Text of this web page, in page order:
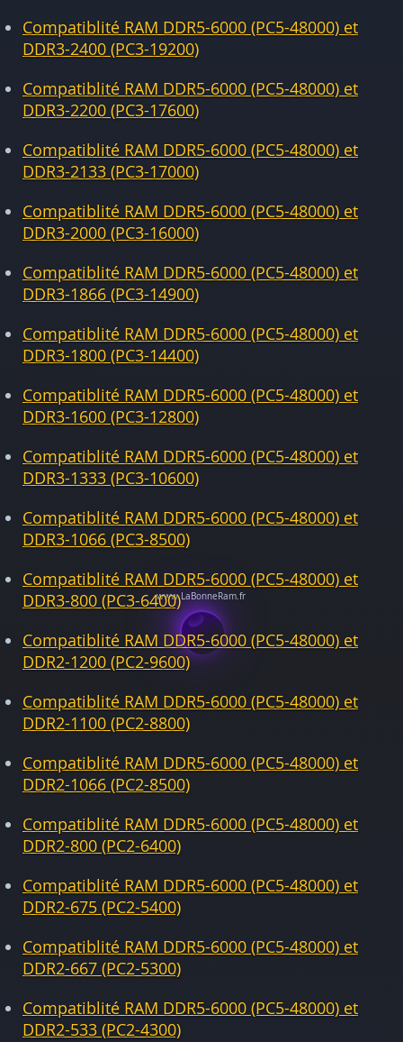
Compatiblité RAM DDR5-6000 (PC5-48000) et
DDR3-2400 (PC3-19200)
Compatiblité RAM DDR5-6000 (PC5-48000) et
DDR3-2200 (PC3-17600)
Compatiblité RAM DDR5-6000 (PC5-48000) et
DDR3-2133 (PC3-17000)
Compatiblité RAM DDR5-6000 (PC5-48000) et
DDR3-2000 (PC3-16000)
Compatiblité RAM DDR5-6000 (PC5-48000) et
DDR3-1866 (PC3-14900)
Compatiblité RAM DDR5-6000 (PC5-48000) et
DDR3-1800 (PC3-14400)
Compatiblité RAM DDR5-6000 (PC5-48000) et
DDR3-1600 (PC3-12800)
Compatiblité RAM DDR5-6000 (PC5-48000) et
DDR3-1333 (PC3-10600)
Compatiblité RAM DDR5-6000 (PC5-48000) et
DDR3-1066 (PC3-8500)
Compatiblité RAM DDR5-6000 (PC5-48000) et
DDR3-800 (PC3-6400)
Compatiblité RAM DDR5-6000 (PC5-48000) et
DDR2-1200 (PC2-9600)
Compatiblité RAM DDR5-6000 (PC5-48000) et
DDR2-1100 (PC2-8800)
Compatiblité RAM DDR5-6000 (PC5-48000) et
DDR2-1066 (PC2-8500)
Compatiblité RAM DDR5-6000 (PC5-48000) et
DDR2-800 (PC2-6400)
Compatiblité RAM DDR5-6000 (PC5-48000) et
DDR2-675 (PC2-5400)
Compatiblité RAM DDR5-6000 (PC5-48000) et
DDR2-667 (PC2-5300)
Compatiblité RAM DDR5-6000 (PC5-48000) et
DDR2-533 (PC2-4300)